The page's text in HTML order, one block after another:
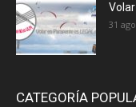
31
CATEGORÍA